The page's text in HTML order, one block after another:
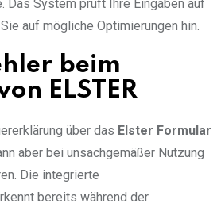
Das System prüft Ihre Eingaben auf
auf mögliche Optimierungen hin.
beim
ELSTER
über das Elster Formular
aber bei unsachgemäßer Nutzung
Die integrierte
bereits während der